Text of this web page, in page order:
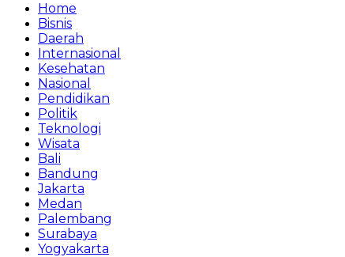
Home
Bisnis
Daerah
Internasional
Kesehatan
Nasional
Pendidikan
Politik
Teknologi
Wisata
Bali
Bandung
Jakarta
Medan
Palembang
Surabaya
Yogyakarta